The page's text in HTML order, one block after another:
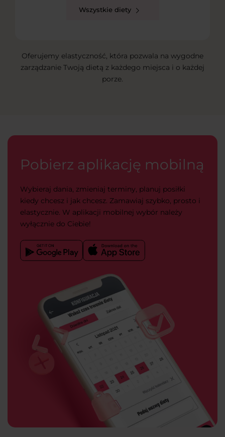
Wszystkie diety
Oferujemy elastyczność, która pozwala na wygodne
zarządzanie Twoją dietą z każdego miejsca i o każdej
porze.
Pobierz aplikację mobilną
Wybieraj dania, zmieniaj terminy, planuj posiłki
kiedy chcesz i jak chcesz. Zamawiaj szybko, prosto i
elastycznie. W aplikacji mobilnej wybór należy
wyłącznie do Ciebie!